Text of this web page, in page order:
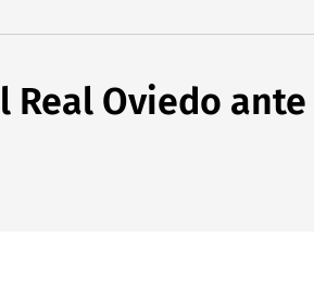
Real Oviedo